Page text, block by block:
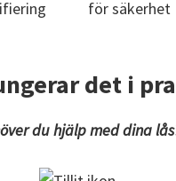
det i
du hjälp med dina